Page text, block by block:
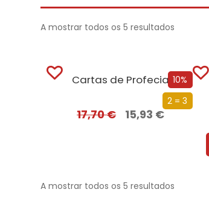
A mostrar todos os 5 resultados
10%
2 = 3
Cartas de Profecia
17,70€ 15,93 €
A mostrar todos os 5 resultados